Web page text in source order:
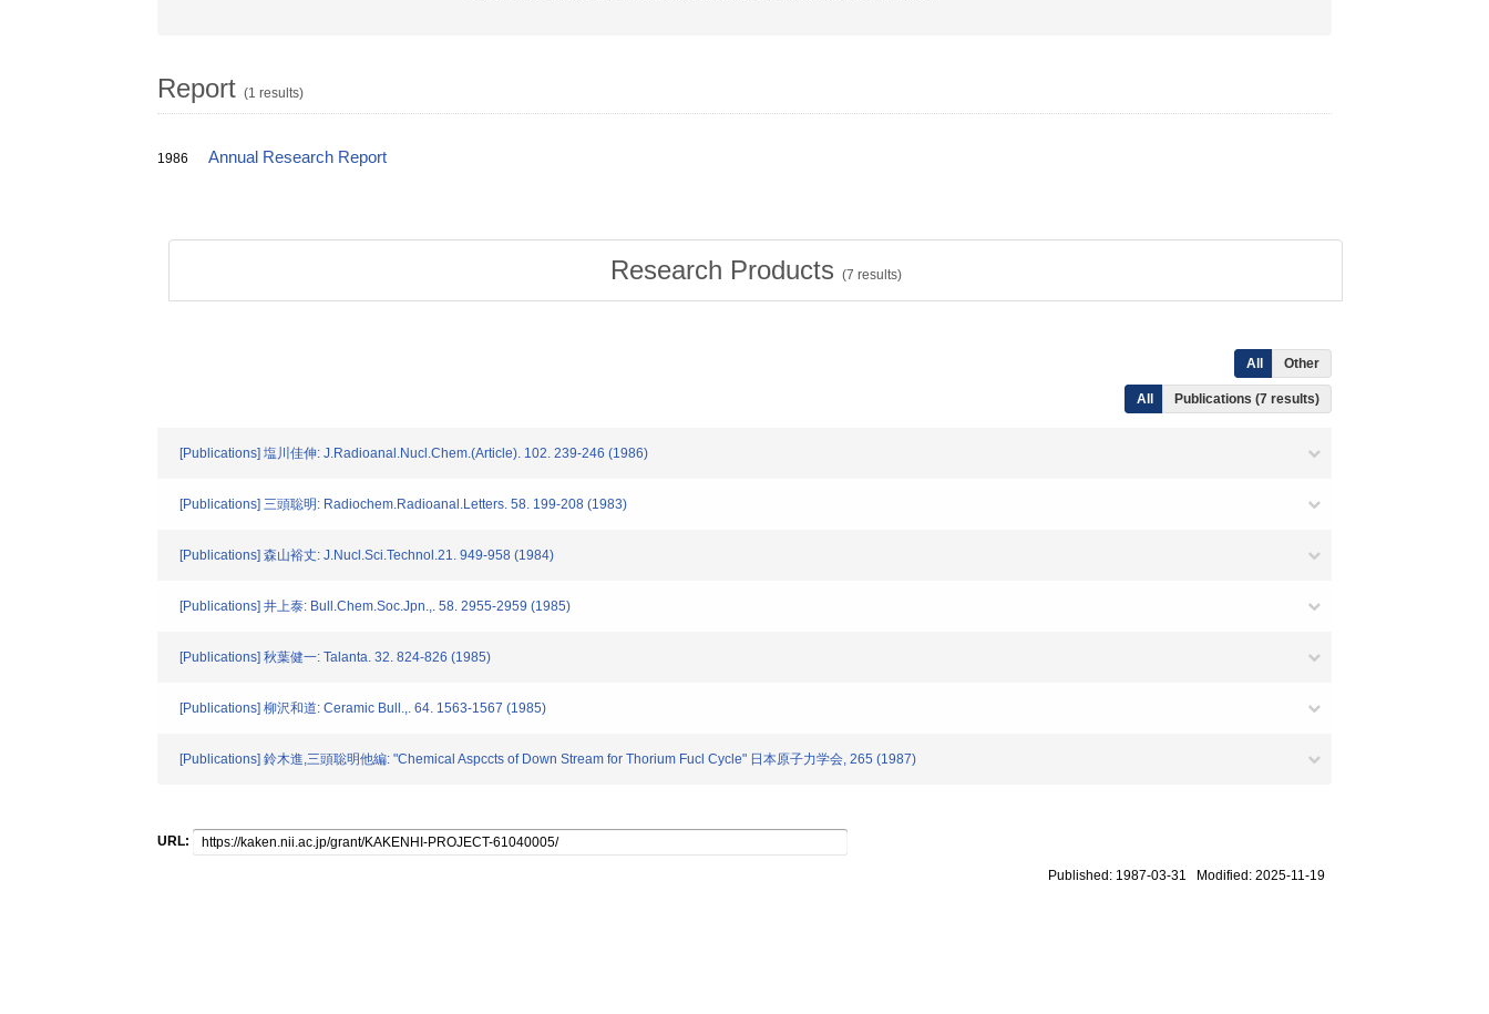
Report (1 results)
1986 Annual Research Report
Research Products (7 results)
All Other
All Publications (7 results)
[Publications] 塩川佳伸: J.Radioanal.Nucl.Chem.(Article). 102. 239-246 (1986)
[Publications] 三頭聡明: Radiochem.Radioanal.Letters. 58. 199-208 (1983)
[Publications] 森山裕丈: J.Nucl.Sci.Technol.21. 949-958 (1984)
[Publications] 井上泰: Bull.Chem.Soc.Jpn.,. 58. 2955-2959 (1985)
[Publications] 秋葉健一: Talanta. 32. 824-826 (1985)
[Publications] 柳沢和道: Ceramic Bull.,. 64. 1563-1567 (1985)
[Publications] 鈴木進,三頭聡明他編: "Chemical Aspccts of Down Stream for Thorium Fucl Cycle" 日本原子力学会, 265 (1987)
URL:
Published: 1987-03-31 Modified: 2025-11-19